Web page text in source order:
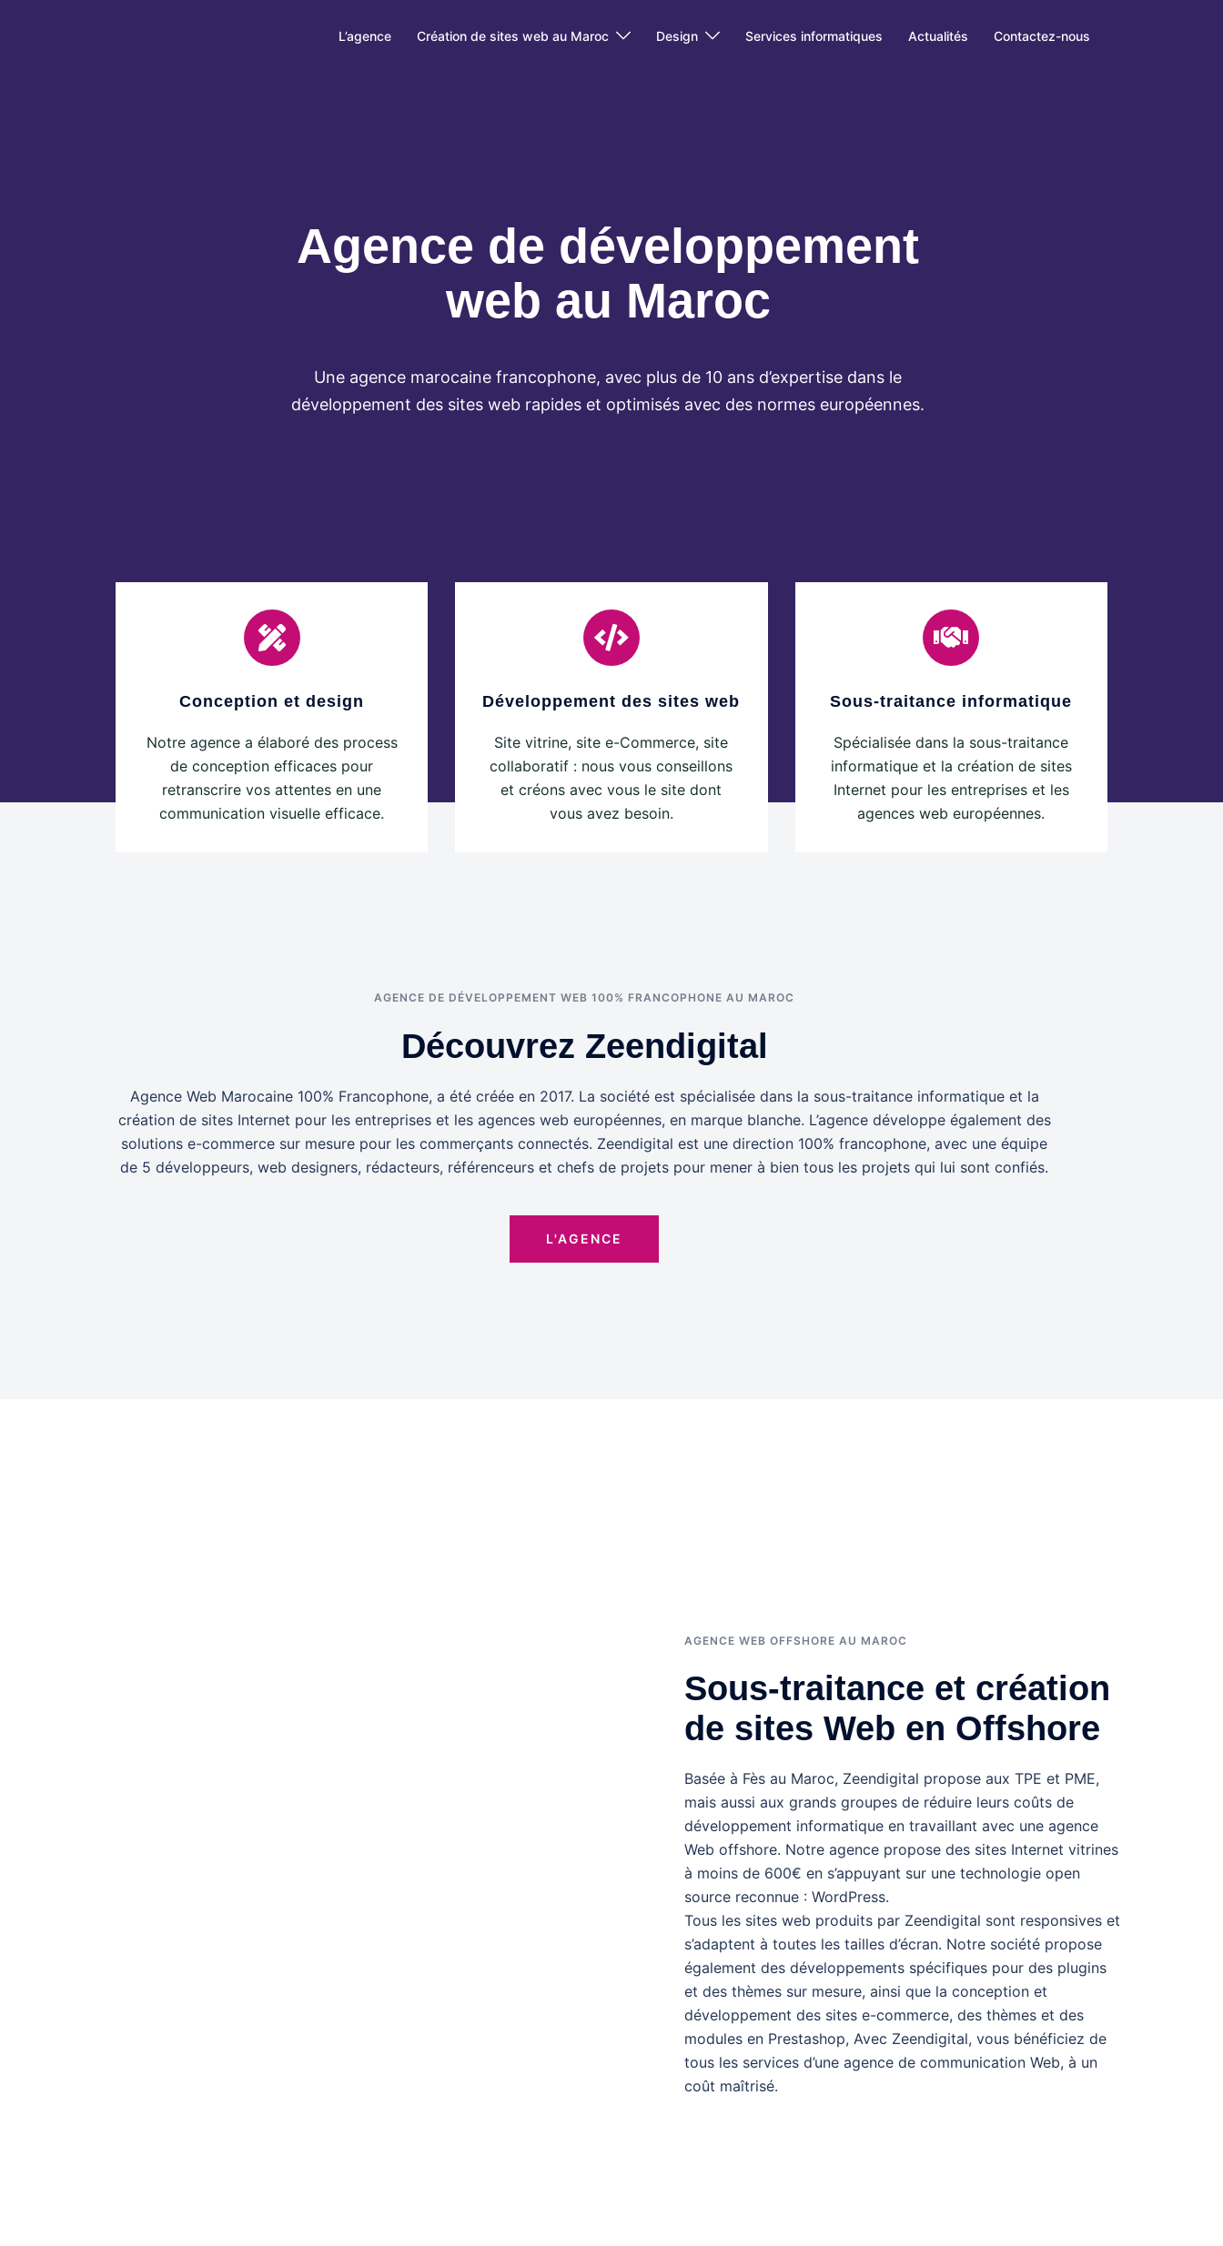
L’agence Création de sites web au Maroc Design Services informatiques Actualités Contactez-nous
Agence de développement
web au Maroc
Une agence marocaine francophone, avec plus de 10 ans d’expertise dans le
développement des sites web rapides et optimisés avec des normes européennes.
Conception et design
Notre agence a élaboré des process
de conception efficaces pour
retranscrire vos attentes en une
communication visuelle efficace.
Développement des sites web
Site vitrine, site e-Commerce, site
collaboratif : nous vous conseillons
et créons avec vous le site dont
vous avez besoin.
Sous-traitance informatique
Spécialisée dans la sous-traitance
informatique et la création de sites
Internet pour les entreprises et les
agences web européennes.
AGENCE DE DÉVELOPPEMENT WEB 100% FRANCOPHONE AU MAROC
Découvrez Zeendigital
Agence Web Marocaine 100% Francophone, a été créée en 2017. La société est spécialisée dans la sous-traitance informatique et la
création de sites Internet pour les entreprises et les agences web européennes, en marque blanche. L’agence développe également des
solutions e-commerce sur mesure pour les commerçants connectés. Zeendigital est une direction 100% francophone, avec une équipe
de 5 développeurs, web designers, rédacteurs, référenceurs et chefs de projets pour mener à bien tous les projets qui lui sont confiés.
L'AGENCE
AGENCE WEB OFFSHORE AU MAROC
Sous-traitance et création
de sites Web en Offshore
Basée à Fès au Maroc, Zeendigital propose aux TPE et PME,
mais aussi aux grands groupes de réduire leurs coûts de
développement informatique en travaillant avec une agence
Web offshore. Notre agence propose des sites Internet vitrines
à moins de 600€ en s’appuyant sur une technologie open
source reconnue : WordPress.
Tous les sites web produits par Zeendigital sont responsives et
s’adaptent à toutes les tailles d’écran. Notre société propose
également des développements spécifiques pour des plugins
et des thèmes sur mesure, ainsi que la conception et
développement des sites e-commerce, des thèmes et des
modules en Prestashop, Avec Zeendigital, vous bénéficiez de
tous les services d’une agence de communication Web, à un
coût maîtrisé.